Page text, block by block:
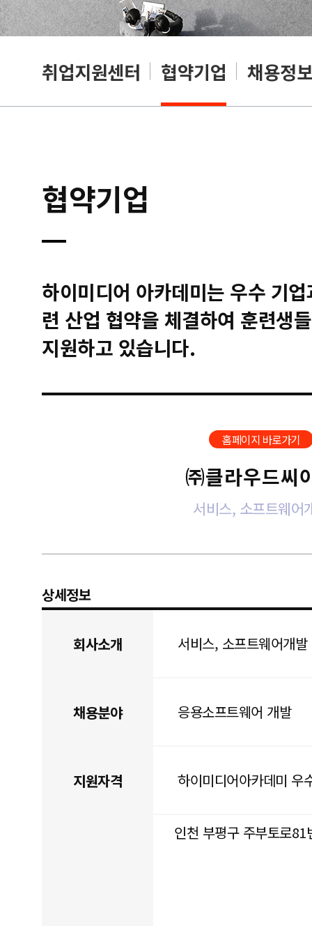
취업지원센터 협약기업 채용정보
협약기업
하이미디어 아카데미는 우수 기
련 산업 협약을 체결하여 훈련생
지원하고 있습니다.
홈페이지 바로가기
㈜클라우드씨
서비스, 소프트웨어
상세정보
회사소개 서비스, 소프트웨어개발
채용분야 응용소프트웨어 개발
지원자격 하이미디어아카데미 우
인천 부평구 주부토로